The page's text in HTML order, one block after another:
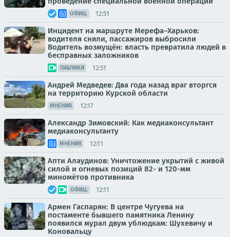
ОФИЦ. 12:51
Инцидент на маршруте Мерефа–Харьков:
водителя сняли, пассажиров выбросили
Водитель возмущён: власть превратила людей в
бесправных заложников
ПАБЛИКИ 12:51
Андрей Медведев: Два года назад враг вторгся
на территорию Курской области
МНЕНИЯ 12:17
Александр Зимовский: Как медиаконсультант
медиаконсультанту
МНЕНИЯ 12:11
Апти Алаудинов: Уничтожение укрытий с живой
силой и огневых позиций 82- и 120-мм
миномётов противника
ОФИЦ. 12:11
Армен Гаспарян: В центре Чугуева на
постаменте бывшего памятника Ленину
появился мурал двум ублюдкам: Шухевичу и
Коновальцу